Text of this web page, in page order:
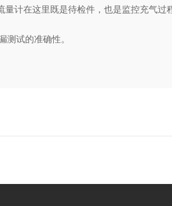
计在这里既是待检件，也是监控充气过
试的准确性。